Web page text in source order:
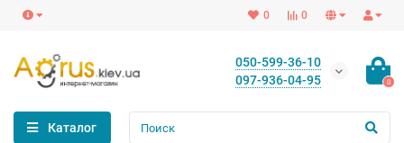
0
0
050-599-36-10
097-936-04-95
0
Каталог